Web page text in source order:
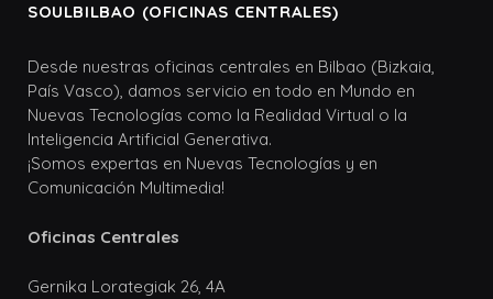
SOULBILBAO (OFICINAS CENTRALES)
Desde nuestras oficinas centrales en Bilbao (Bizkaia,
País Vasco), damos servicio en todo en Mundo en
Nuevas Tecnologías como la Realidad Virtual o la
Inteligencia Artificial Generativa.
¡Somos expertas en Nuevas Tecnologías y en
Comunicación Multimedia!
Oficinas Centrales
Gernika Lorategiak 26, 4A